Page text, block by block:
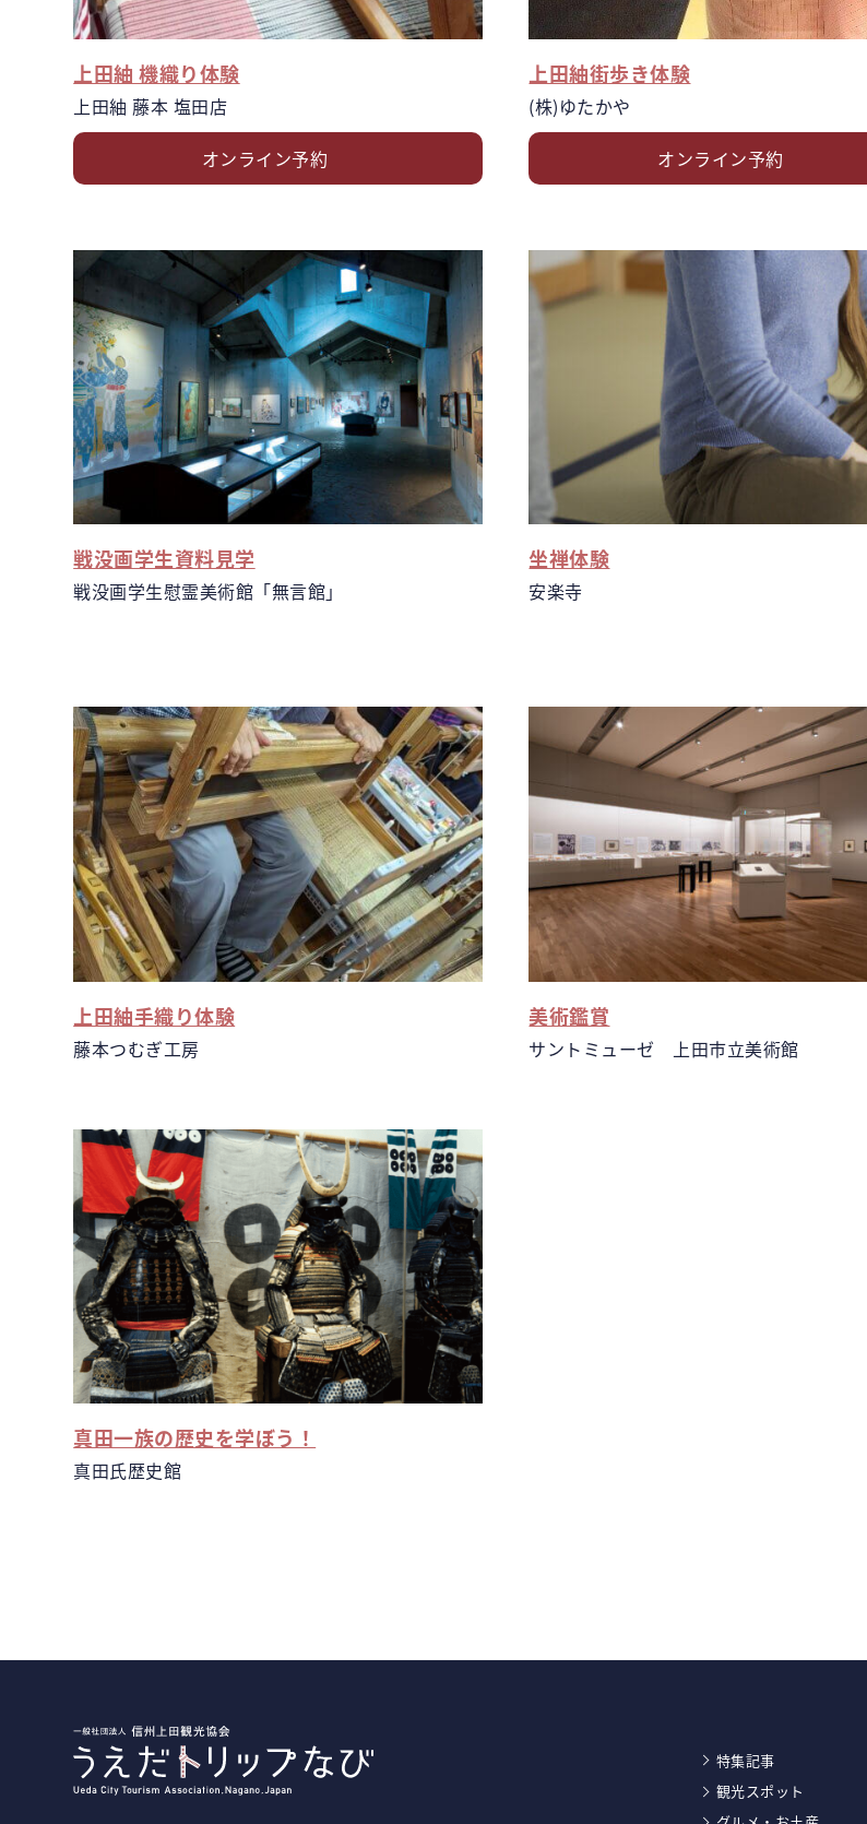
上田紬 機織り体験
上田紬 藤本 塩田店
オンライン予約
上田紬街歩き体験
(株)ゆたかや
オンライン予約
戦没画学生資料見学
戦没画学生慰霊美術館「無言館」
坐禅体験
安楽寺
上田紬手織り体験
藤本つむぎ工房
美術鑑賞
サントミューゼ 上田市立美術館
真田一族の歴史を学ぼう！
真田氏歴史館
特集記事
観光スポット